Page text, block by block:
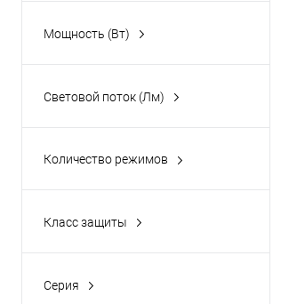
Мощность (Вт)
Световой поток (Лм)
Количество режимов
Класс защиты
Серия